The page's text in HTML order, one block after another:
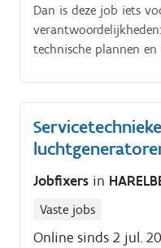
Dan is deze job iets
technische plannen en
Jobfixers in
Vaste jobs
Online sinds 2 jul.